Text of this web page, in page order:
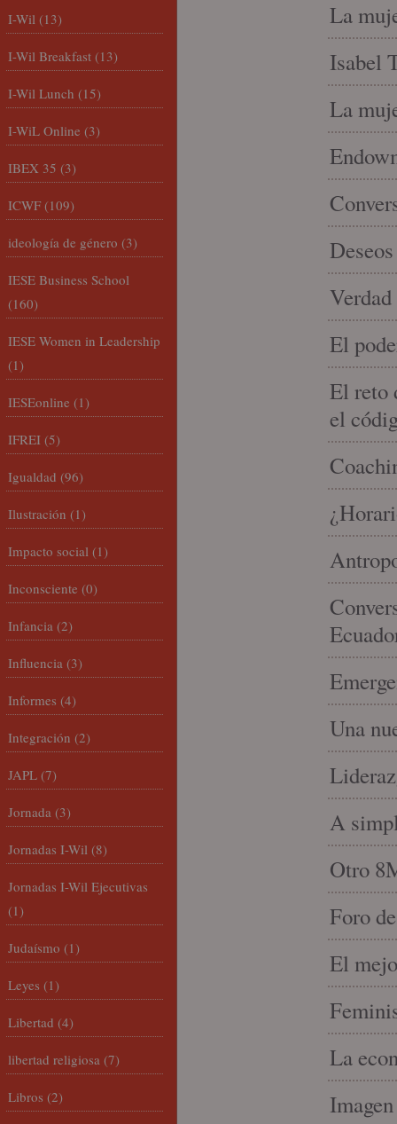
La
Isabel
La
El
El reto
el
Una
A
Otro
Foro
El
La
I-Wil (13)
I-Wil Breakfast (13)
I-Wil Lunch (15)
I-WiL Online (3)
IBEX 35 (3)
ICWF (109)
ideología de género (3)
IESE Business School
(160)
IESE Women in Leadership
(1)
IESEonline (1)
IFREI (5)
Igualdad (96)
Ilustración (1)
Impacto social (1)
Inconsciente (0)
Infancia (2)
Influencia (3)
Informes (4)
Integración (2)
JAPL (7)
Jornada (3)
Jornadas I-Wil (8)
Jornadas I-Wil Ejecutivas
(1)
Judaísmo (1)
Leyes (1)
Libertad (4)
libertad religiosa (7)
Libros (2)